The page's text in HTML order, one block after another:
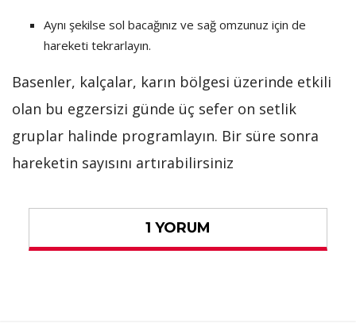
Aynı şekilse sol bacağınız ve sağ omzunuz için de
hareketi tekrarlayın.
Basenler, kalçalar, karın bölgesi üzerinde etkili
olan bu egzersizi günde üç sefer on setlik
gruplar halinde programlayın. Bir süre sonra
hareketin sayısını artırabilirsiniz
1 YORUM